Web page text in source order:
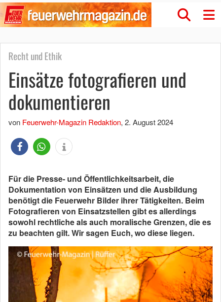
Recht und Ethik
Einsätze fotografieren und
dokumentieren
von Feuerwehr-Magazin Redaktion, 2. August 2024
Für die Presse- und Öffentlichkeitsarbeit, die
Dokumentation von Einsätzen und die Ausbildung
benötigt die Feuerwehr Bilder ihrer Tätigkeiten. Beim
Fotografieren von Einsatzstellen gibt es allerdings
sowohl rechtliche als auch moralische Grenzen, die es
zu beachten gilt. Wir sagen Euch, wo diese liegen.